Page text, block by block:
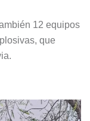
12 equipos
que